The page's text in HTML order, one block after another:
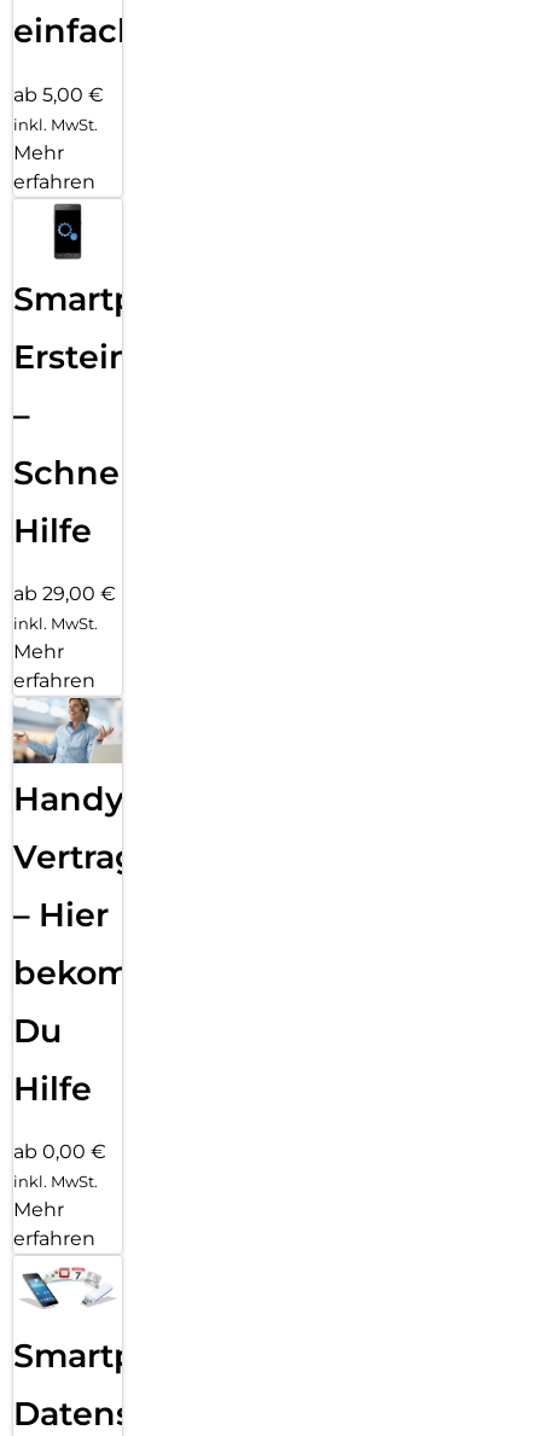
einfach
ab 5,00 €
inkl. MwSt.
Mehr
erfahren
Smartphone
Ersteinrichtung
–
Schnelle
Hilfe
ab 29,00 €
inkl. MwSt.
Mehr
erfahren
Handy
Vertragsabwicklung
– Hier
bekommst
Du
Hilfe
ab 0,00 €
inkl. MwSt.
Mehr
erfahren
Smartphone
Datensicherung